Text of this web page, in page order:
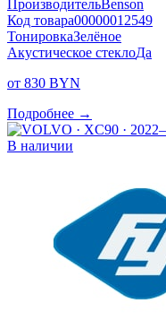
ПроизводительBenson
Код товара00000012549
ТонировкаЗелёное
Акустическое стеклоДа
от 830 BYN
Подробнее →
В наличии